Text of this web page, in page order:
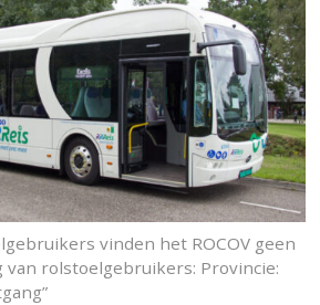
vinden het ROCOV geen
rolstoelgebruikers: Provincie: